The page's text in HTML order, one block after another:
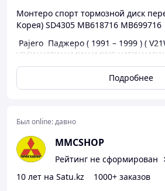
Монтеро спорт тормозной диск
Корея) SD4305 MB618716 MB699716
Pajero Паджеро ( 1991 – 1999 ) (
V26W V43W V44W V44WG V45W V46W
Montero Sport Монтеро Спорт
Натива (1996 – 2008 ) ( K94W K96W
тормозной системой автомобиля (
BOSCH , ремкомплекты задних и
суппортов, тормозные колодки ,
тормозные шланги, болты
суппорта и направляющие ,
противоскрипные пластины )
Подробнее
Был online:давно
MMCSHOP
Рейтинг не сформирован
10 лет на Satu.kz
1000+ заказов